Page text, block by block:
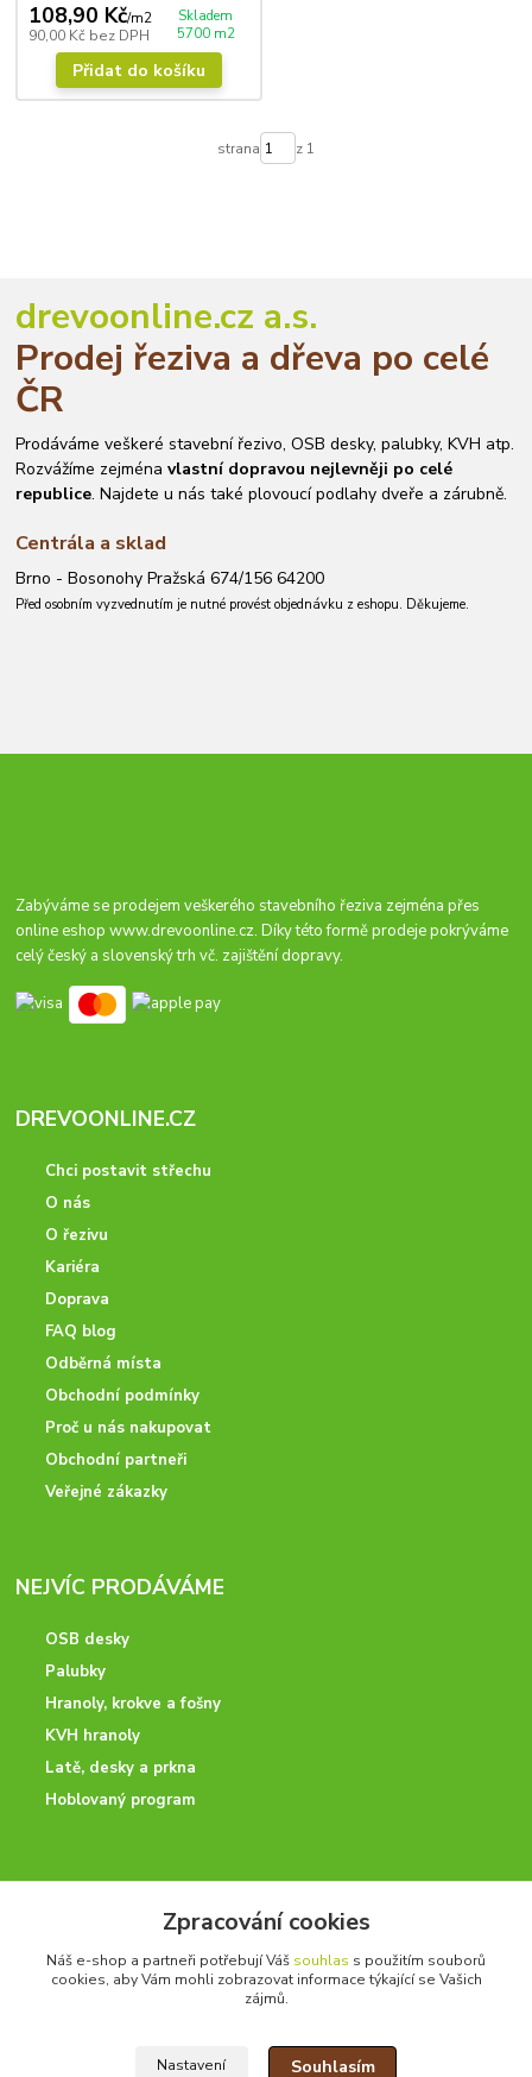
108,90 Kč/m2
90,00 Kč bez DPH
Skladem
5700 m2
Přidat do košíku
strana z 1
drevoonline.cz a.s.
Prodej řeziva a dřeva po celé
ČR
Prodáváme veškeré stavební řezivo, OSB desky, palubky, KVH atp.
Rozvážíme zejménavlastní dopravou nejlevněji po celé
republice. Najdete u nás také plovoucí podlahy dveře a zárubně.
Centrála a sklad
Brno - Bosonohy Pražská 674/156 64200
Před osobním vyzvednutím je nutné provést objednávku z eshopu. Děkujeme.
Zabýváme se prodejem veškerého stavebního řeziva zejména přes
online eshopwww.drevoonline.cz. Díky této formě prodeje pokrýváme
celý český a slovenský trh vč. zajištění dopravy.
DREVOONLINE.CZ
Chci postavit střechu
O nás
O řezivu
Kariéra
Doprava
FAQ blog
Odběrná místa
Obchodní podmínky
Proč u nás nakupovat
Obchodní partneři
Veřejné zákazky
NEJVÍC PRODÁVÁME
OSB desky
Palubky
Hranoly, krokve a fošny
KVH hranoly
Latě, desky a prkna
Hoblovaný program
Potřebujete poradit? Neváhejte nás kontaktovat.
+420 728 600 625
po - pá 7:00 - 15:00
Zpracování cookies
Náš e-shop a partneři potřebují Váš souhlas s použitím souborů
cookies, aby Vám mohli zobrazovat informace týkající se Vašich
zájmů.
Nastavení Souhlasím